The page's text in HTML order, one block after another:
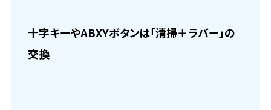
十字キーやABXYボタンは「清掃＋ラバー」の
交換